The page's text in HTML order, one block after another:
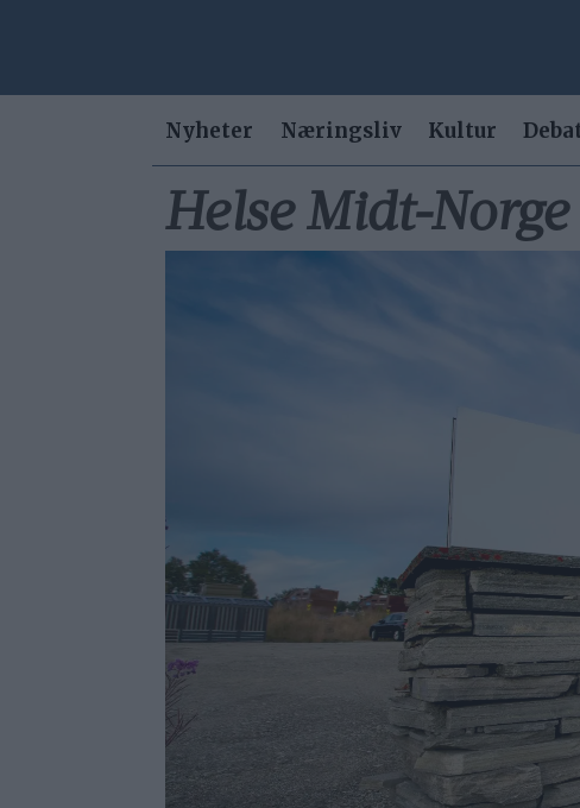
Nyheter Næringsliv Kultur
Helse Midt-